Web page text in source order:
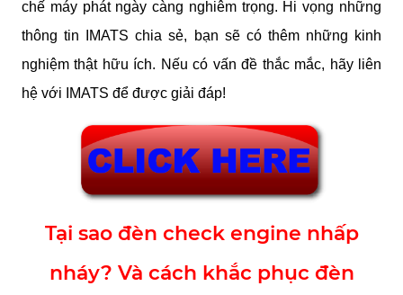
chế máy phát ngày càng nghiêm trọng. Hi vọng những
thông tin IMATS chia sẻ, bạn sẽ có thêm những kinh
nghiệm thật hữu ích. Nếu có vấn đề thắc mắc, hãy liên
hệ với IMATS để được giải đáp!
Tại sao đèn check engine nhấp
nháy? Và cách khắc phục đèn